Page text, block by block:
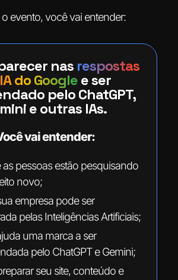
evento, você vai entender:
nas respostas
do Googlee ser
pelo ChatGPT,
e outras IAs.
vai entender:
as pessoas estão pesquisando
novo;
empresa pode ser
pelas Inteligências Artificiais;
uma marca a ser
pelo ChatGPT e Gemini;
seu site, conteúdo e